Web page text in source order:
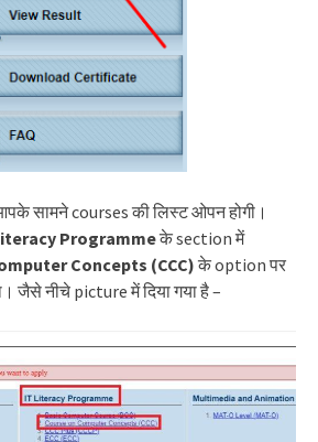
सामने courses की लिस्ट ओपन होगी।
Programmeके section में
Concepts (CCC)के option पर
जैसे नीचे picture में दिया गया है –